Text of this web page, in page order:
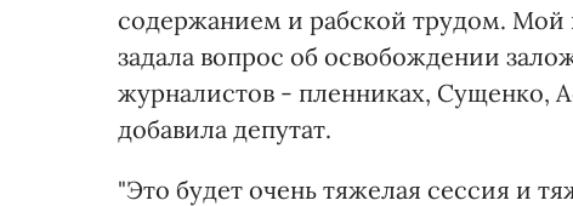
содержанием и рабской трудом.
задала вопрос об освобождении
журналистов - пленниках, Сущенко,
добавила депутат.
"Это будет очень тяжелая сессия и